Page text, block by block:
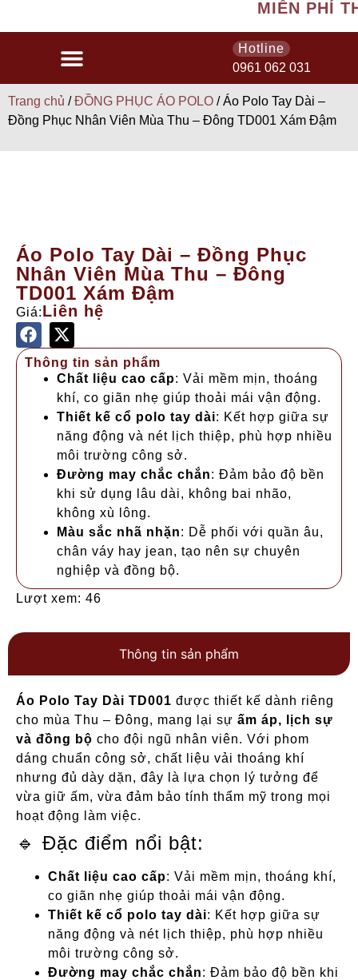
MIỄN PHÍ
Hotline
0961 062 031
Trang chủ /ĐỒNG PHỤC ÁO POLO / Áo Polo Tay Dài –
Đồng Phục Nhân Viên Mùa Thu – Đông TD001 Xám Đậm
Áo Polo Tay Dài – Đồng Phục
Nhân Viên Mùa Thu – Đông
TD001 Xám Đậm
Giá:Liên hệ
Thông tin sản phẩm
Chất liệu cao cấp: Vải mềm mịn, thoáng
khí, co giãn nhẹ giúp thoải mái vận động.
Thiết kế cổ polo tay dài: Kết hợp giữa sự
năng động và nét lịch thiệp, phù hợp nhiều
môi trường công sở.
Đường may chắc chắn: Đảm bảo độ bền
khi sử dụng lâu dài, không bai nhão,
không xù lông.
Màu sắc nhã nhặn: Dễ phối với quần âu,
chân váy hay jean, tạo nên sự chuyên
nghiệp và đồng bộ.
Lượt xem: 46
Thông tin sản phẩm
Áo Polo Tay Dài TD001 được thiết kế dành riêng
cho mùa Thu – Đông, mang lại sự ấm áp, lịch sự
và đồng bộ cho đội ngũ nhân viên. Với phom
dáng chuẩn công sở, chất liệu vải thoáng khí
nhưng đủ dày dặn, đây là lựa chọn lý tưởng để
vừa giữ ấm, vừa đảm bảo tính thẩm mỹ trong mọi
hoạt động làm việc.
🔹 Đặc điểm nổi bật:
Chất liệu cao cấp: Vải mềm mịn, thoáng khí,
co giãn nhẹ giúp thoải mái vận động.
Thiết kế cổ polo tay dài: Kết hợp giữa sự
năng động và nét lịch thiệp, phù hợp nhiều
môi trường công sở.
Đường may chắc chắn: Đảm bảo độ bền khi